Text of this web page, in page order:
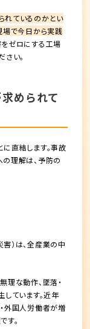
れているのかとい
場で今日から実践
をゼロにする工場
い。
められて
直結します。事故
理解は、予防の
）は、全産業の中
理な動作、墜落・
しています。近年
外国人労働者が増
す。